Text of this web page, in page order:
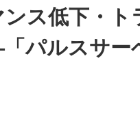
ス低下・ト
パルスサー